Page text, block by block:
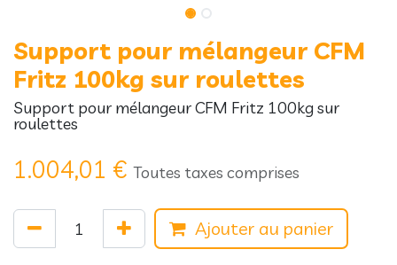
Support pour mélangeur CFM
Fritz 100kg sur roulettes
Support pour mélangeur CFM Fritz 100kg sur
roulettes
1.004,01 € Toutes taxes comprises
Ajouter au panier